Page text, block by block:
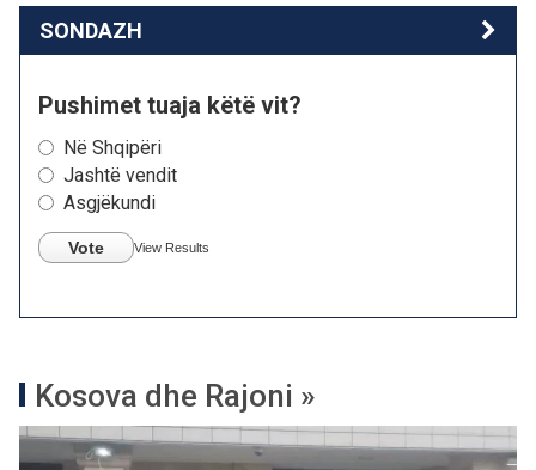
SONDAZH
Pushimet tuaja këtë vit?
Në Shqipëri
Jashtë vendit
Asgjëkundi
Vote View Results
Kosova dhe Rajoni »